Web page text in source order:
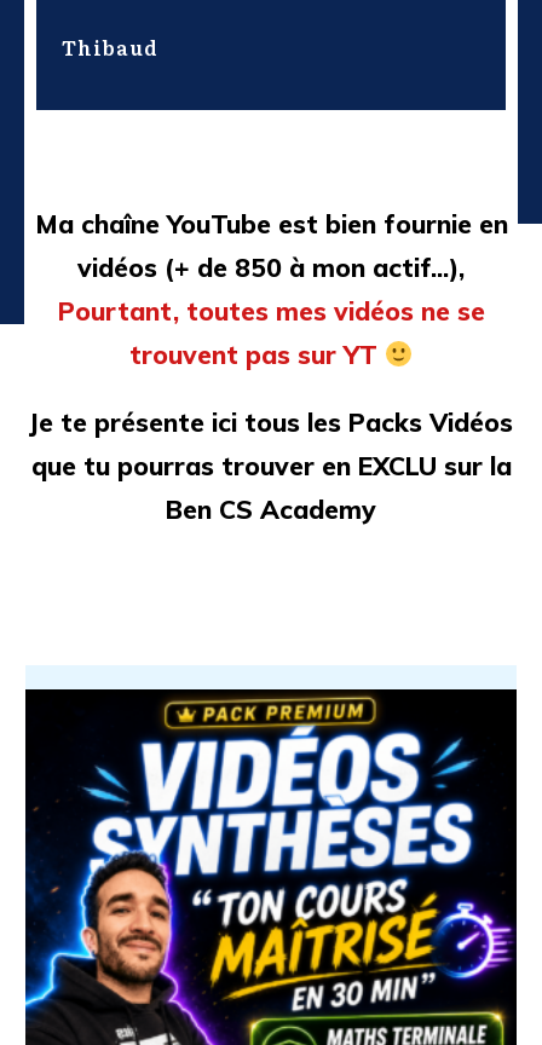
Thibaud
Ma chaîne YouTube est bien fournie en
vidéos (+ de 850 à mon actif...),
Pourtant, toutes mes vidéos ne se
trouvent pas sur YT
Je te présente ici tous les Packs Vidéos
que tu pourras trouver en EXCLU sur la
Ben CS Academy